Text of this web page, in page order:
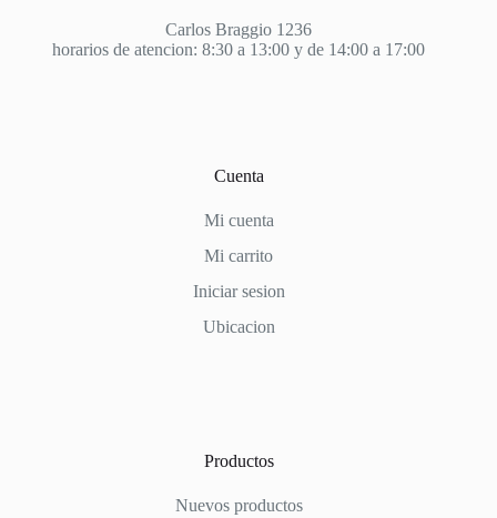
Carlos Braggio 1236
horarios de atencion: 8:30 a 13:00 y de 14:00 a 17:00
Cuenta
Mi cuenta
Mi carrito
Iniciar sesion
Ubicacion
Productos
Nuevos productos